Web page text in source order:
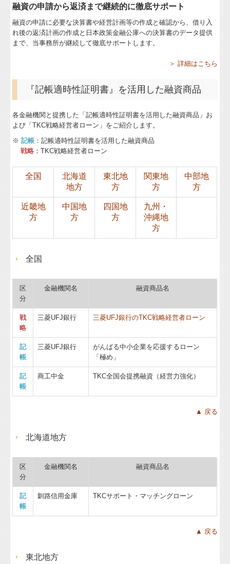
融資の申請から返済まで継続的に徹底サポート
融資の申請に必要な決算書や経営計画等の作成と確認から、借り入
れ後の返済計画の作成と日本政策金融公庫への決算書のデータ提供
まで、当事務所が継続して徹底サポートします。
＞ 詳細はこちら
『記帳適時性証明書』を活用した融資商品
各金融機関と提携した「記帳適時性証明書を活用した融資商品」お
よび「TKC戦略経営者ローン」をご紹介します。
※記帳 ：記帳適時性証明書を活用した融資商品
戦略 ：TKC戦略経営者ローン
全国
北海道
地方
東北地
方
関東地
方
中部地
方
近畿地
方
中国地
方
四国地
方
九州・
沖縄地
方
全国
区
分
金融機関名 融資商品名
戦
略
三菱UFJ銀行 三菱UFJ銀行のTKC戦略経営者ローン
記
帳
三菱UFJ銀行
がんばる中小企業を応援するローン
「極め」
記
帳
商工中金 TKC全国会提携融資（経営力強化）
▲ 戻る
北海道地方
区
分
金融機関名 融資商品名
記
帳
釧路信用金庫 TKCサポート・マッチングローン
▲ 戻る
東北地方